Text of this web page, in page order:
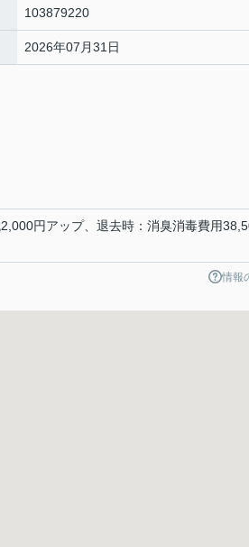
103879220
2026年07月31日
円アップ、退去時：消臭消毒費用
情報